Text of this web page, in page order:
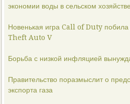
экономии воды в сельском хозяйстве
Новенькая игра Call of Duty
Theft Auto V
Борьба с низкой инфляцией
Правительство поразмыслит о
экспорта газа